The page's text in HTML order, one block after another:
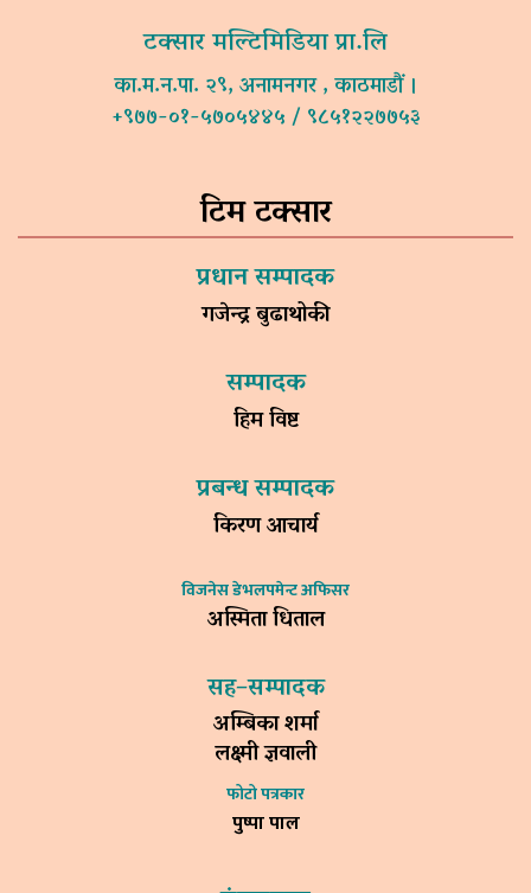
टक्सार मल्टिमिडिया प्रा.लि
का.म.न.पा. २९, अनामनगर , काठमाडौं ।
+९७७-०१-५७०५४४५ / ९८५१२२७७५३
टिम टक्सार
प्रधान सम्पादक
गजेन्द्र बुढाथोकी
सम्पादक
हिम विष्ट
प्रबन्ध सम्पादक
किरण आचार्य
विजनेस डेभलपमेन्ट अफिसर
अस्मिता धिताल
सह–सम्पादक
अम्बिका शर्मा
लक्ष्मी ज्ञवाली
फोटो पत्रकार
पुष्पा पाल